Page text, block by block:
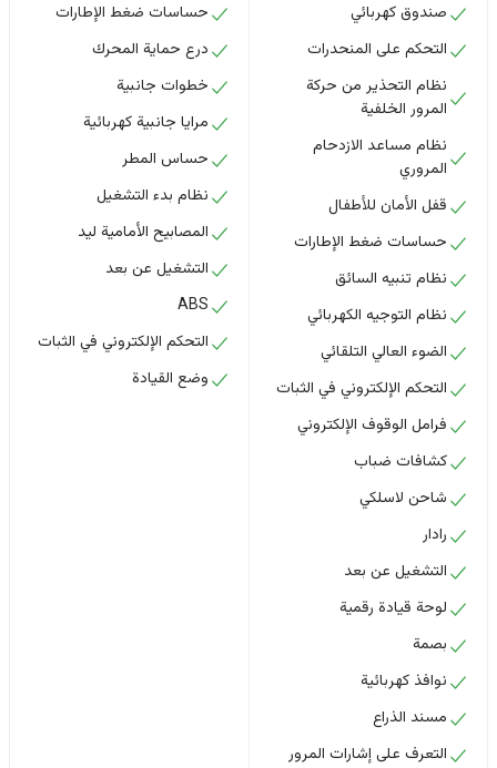
صندوق كهربائي
التحكم على المنحدرات
نظام التحذير من حركة
المرور الخلفية
نظام مساعد الازدحام
المروري
قفل الأمان للأطفال
حساسات ضغط الإطارات
نظام تنبيه السائق
نظام التوجيه الكهربائي
الضوء العالي التلقائي
التحكم الإلكتروني في الثبات
فرامل الوقوف الإلكتروني
كشافات ضباب
شاحن لاسلكي
رادار
التشغيل عن بعد
لوحة قيادة رقمية
بصمة
نوافذ كهربائية
مسند الذراع
التعرف على إشارات المرور
حساسات ضغط الإطارات
درع حماية المحرك
خطوات جانبية
مرايا جانبية كهربائية
حساس المطر
نظام بدء التشغيل
المصابيح الأمامية ليد
التشغيل عن بعد
ABS
التحكم الإلكتروني في الثبات
وضع القيادة